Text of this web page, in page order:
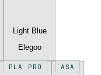
Light Blue
Elegoo
PLA PRO ASA